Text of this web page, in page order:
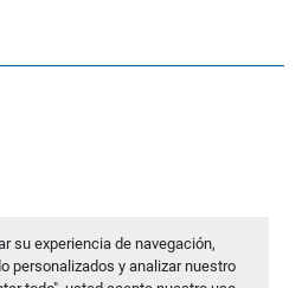
su experiencia de navegación,
personalizados y analizar nuestro
deMachinio